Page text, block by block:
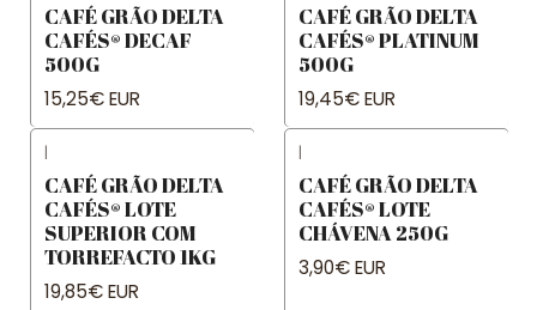
CAFÉ GRÃO DELTA
CAFÉS® DECAF
500G
15,25€ EUR
CAFÉ GRÃO DELTA
CAFÉS® PLATINUM
500G
19,45€ EUR
|
CAFÉ GRÃO DELTA
CAFÉS® LOTE
SUPERIOR COM
TORREFACTO 1KG
19,85€ EUR
|
CAFÉ GRÃO DELTA
CAFÉS® LOTE
CHÁVENA 250G
3,90€ EUR